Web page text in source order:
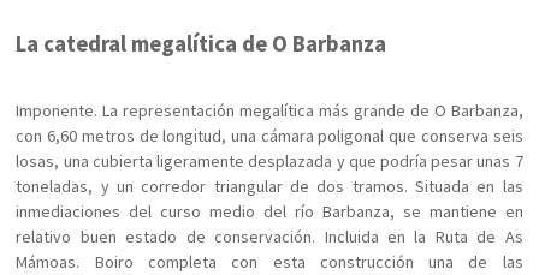
La catedral megalítica de O Barbanza
Imponente. La representación megalítica más grande de O Barbanza,
con 6,60 metros de longitud, una cámara poligonal que conserva seis
losas, una cubierta ligeramente desplazada y que podría pesar unas 7
toneladas, y un corredor triangular de dos tramos. Situada en las
inmediaciones del curso medio del río Barbanza, se mantiene en
relativo buen estado de conservación. Incluida en la Ruta de As
Mámoas. Boiro completa con esta construcción una de las